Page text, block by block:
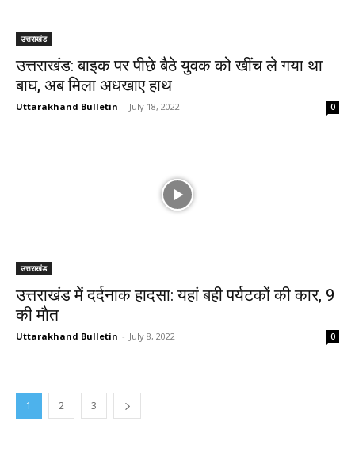
उत्तराखंड
उत्तराखंड: बाइक पर पीछे बैठे युवक को खींच ले गया था
बाघ, अब मिला अधखाए हाथ
Uttarakhand Bulletin - July 18, 2022 0
उत्तराखंड
उत्तराखंड में दर्दनाक हादसा: यहां बही पर्यटकों की कार, 9
की माैत
Uttarakhand Bulletin - July 8, 2022 0
1 2 3